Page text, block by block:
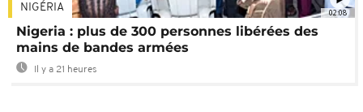
02:08
NIGÉRIA
Nigeria : plus de 300 personnes libérées des
mains de bandes armées
Il y a 21 heures